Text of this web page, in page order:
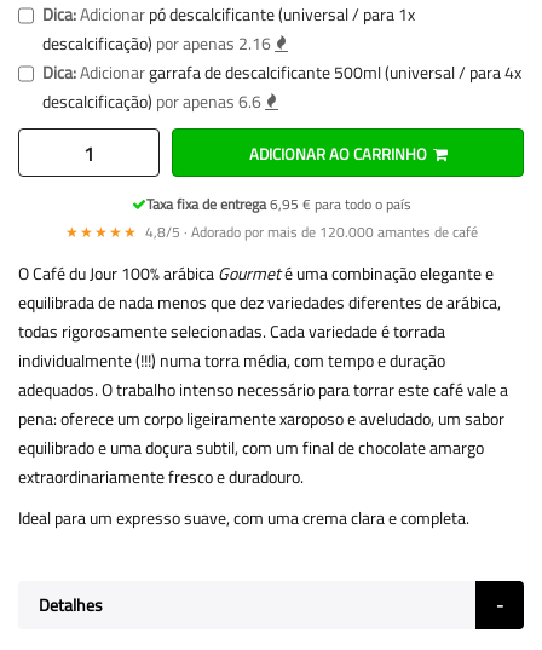
Dica:Adicionarpó descalcificante (universal / para 1x
descalcificação) por apenas 2.16
Dica:Adicionargarrafa de descalcificante 500ml (universal / para 4x
descalcificação) por apenas 6.6
ADICIONAR AO CARRINHO
Taxa fixa de entrega6,95 € para todo o país
★★★★★ 4,8/5 · Adorado por mais de 120.000 amantes de café
O Café du Jour 100% arábicaGourmeté uma combinação elegante e
equilibrada de nada menos que dez variedades diferentes de arábica,
todas rigorosamente selecionadas. Cada variedade é torrada
individualmente (!!!) numa torra média, com tempo e duração
adequados. O trabalho intenso necessário para torrar este café vale a
pena: oferece um corpo ligeiramente xaroposo e aveludado, um sabor
equilibrado e uma doçura subtil, com um final de chocolate amargo
extraordinariamente fresco e duradouro.
Ideal para um expresso suave, com uma crema clara e completa.
Detalhes